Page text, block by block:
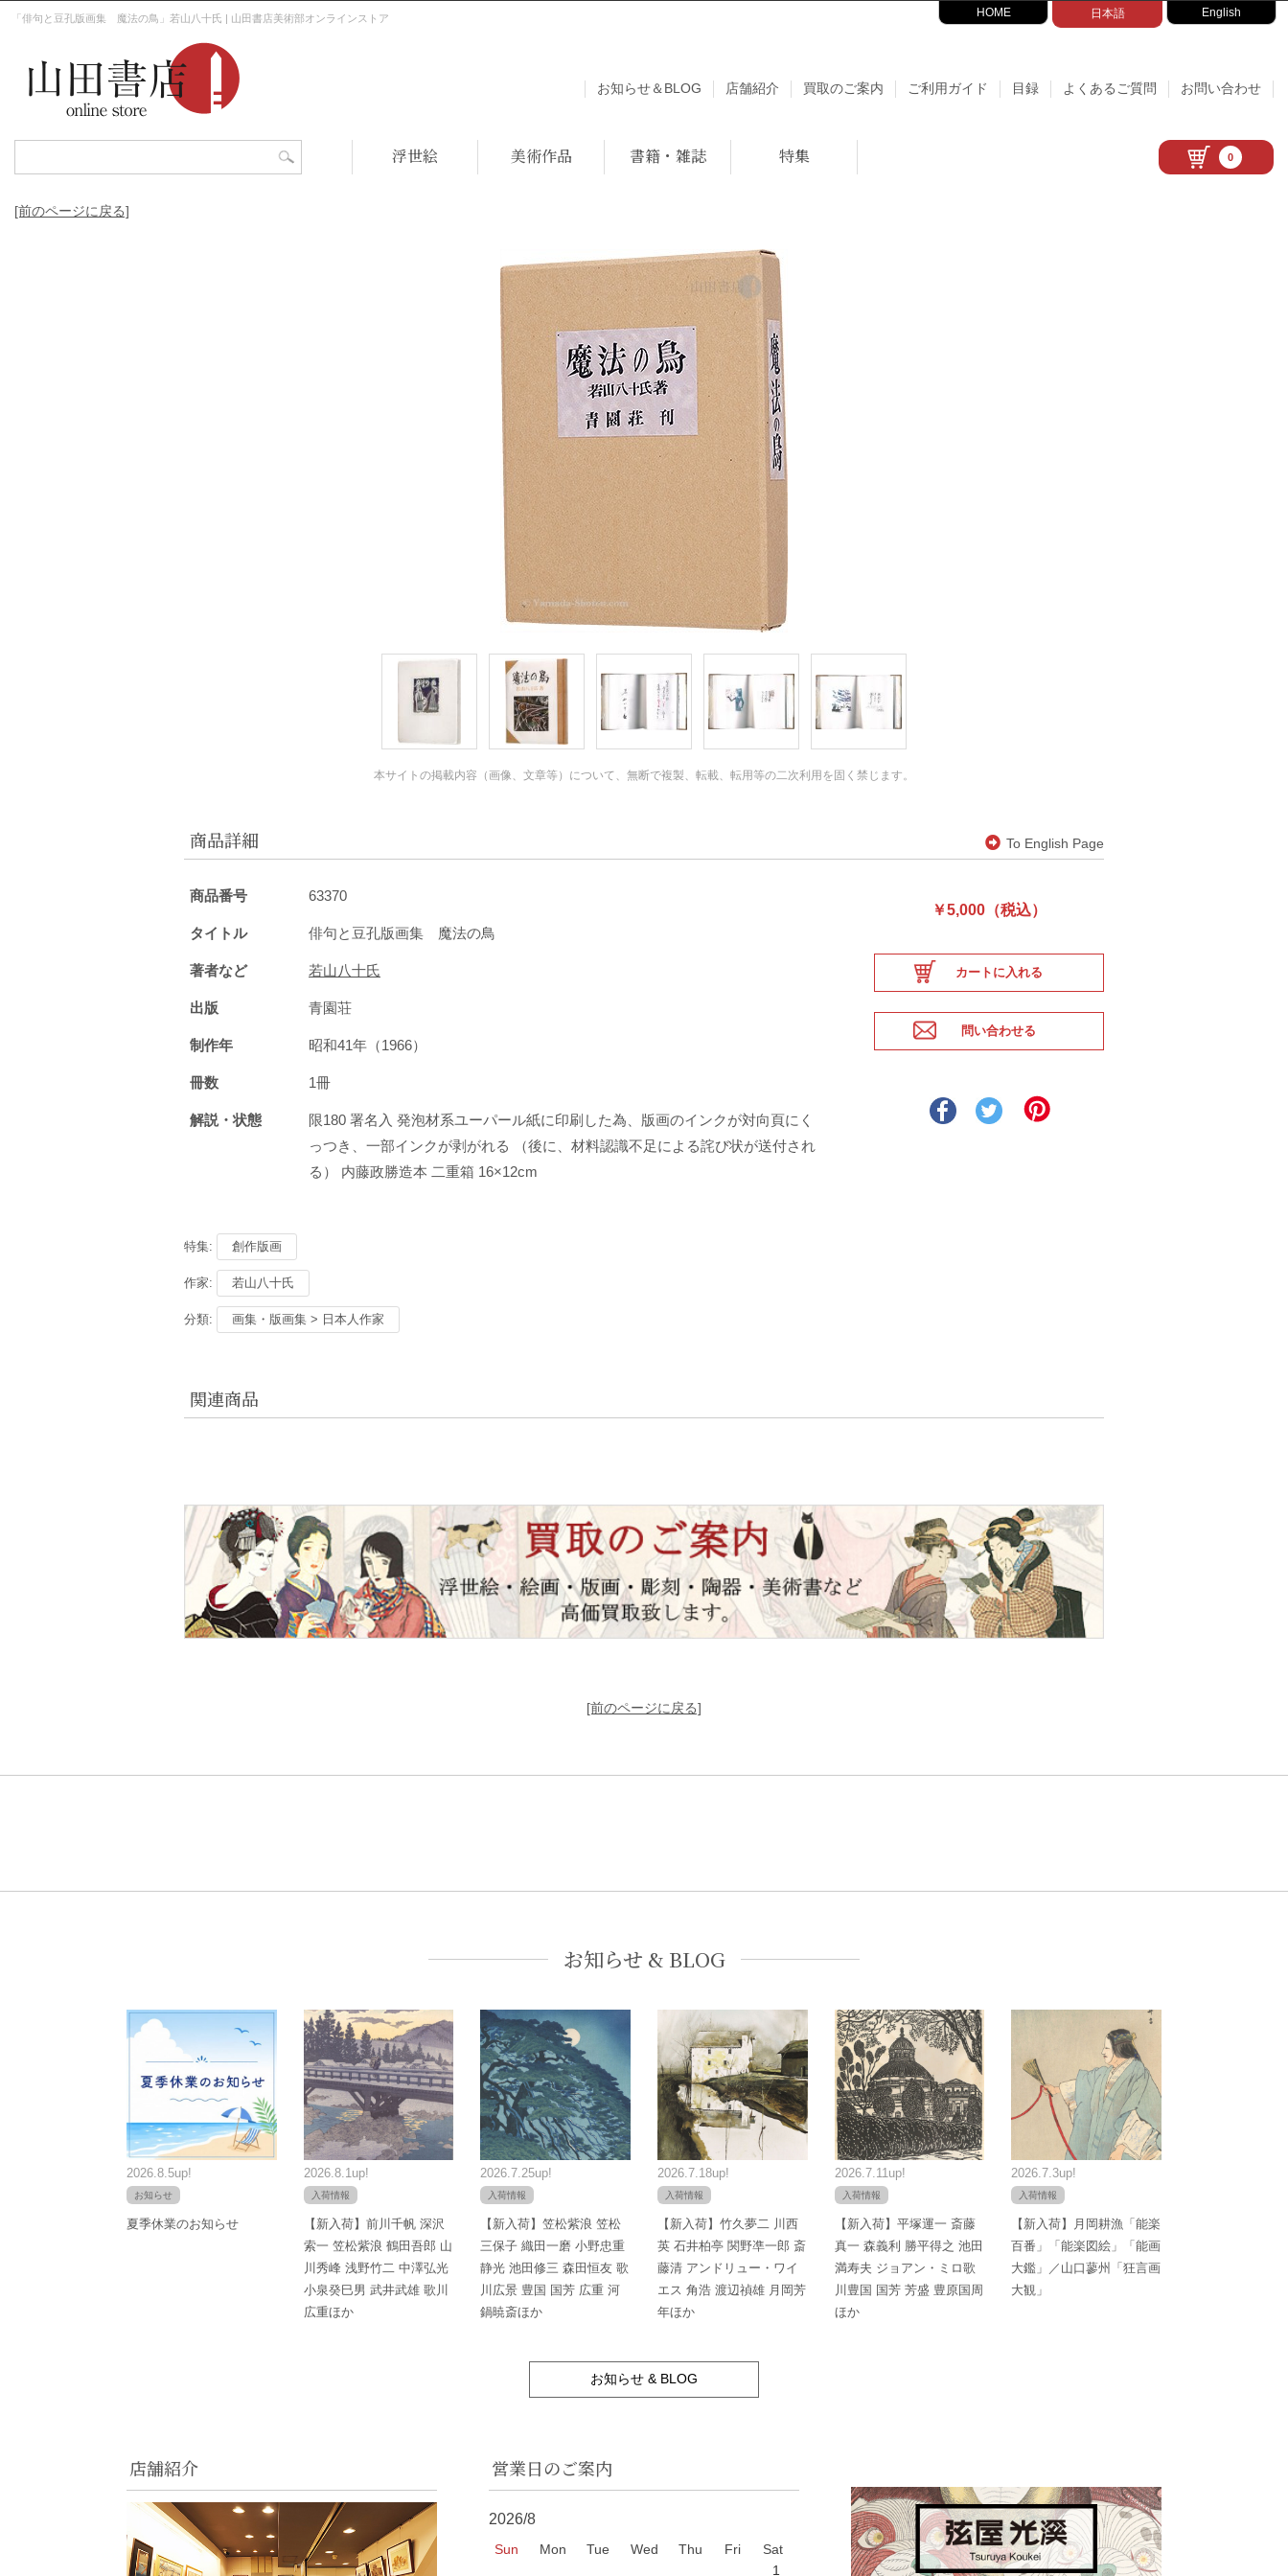
「俳句と豆孔版画集 魔法の鳥」若山八十氏 | 山田書店美術部オンラインストア HOME 日本語 English
お知らせ＆BLOG 店舗紹介 買取のご案内 ご利用ガイド 目録 よくあるご質問 お問い合わせ
浮世絵 美術作品 書籍・雑誌 特集 0
[前のページに戻る]
本サイトの掲載内容（画像、文章等）について、無断で複製、転載、転用等の二次利用を固く禁じます。
商品詳細 To English Page
商品番号 63370
タイトル 俳句と豆孔版画集 魔法の鳥
著者など 若山八十氏
出版 青園荘
制作年 昭和41年（1966）
冊数 1冊
解説・状態
限180 署名入 発泡材系ユーパール紙に印刷した為、版画のインクが対向頁にく
っつき、一部インクが剥がれる （後に、材料認識不足による詫び状が送付され
る） 内藤政勝造本 二重箱 16×12cm
￥5,000（税込）
特集: 創作版画
作家: 若山八十氏
分類: 画集・版画集 > 日本人作家
関連商品
[前のページに戻る]
お知らせ & BLOG
2026.8.5up!
お知らせ
夏季休業のお知らせ
2026.8.1up!
入荷情報
【新入荷】前川千帆 深沢
索一 笠松紫浪 鶴田吾郎 山
川秀峰 浅野竹二 中澤弘光
小泉癸巳男 武井武雄 歌川
広重ほか
2026.7.25up!
入荷情報
【新入荷】笠松紫浪 笠松
三保子 織田一磨 小野忠重
静光 池田修三 森田恒友 歌
川広景 豊国 国芳 広重 河
鍋暁斎ほか
2026.7.18up!
入荷情報
【新入荷】竹久夢二 川西
英 石井柏亭 関野凖一郎 斎
藤清 アンドリュー・ワイ
エス 角浩 渡辺禎雄 月岡芳
年ほか
2026.7.11up!
入荷情報
【新入荷】平塚運一 斎藤
真一 森義利 勝平得之 池田
満寿夫 ジョアン・ミロ歌
川豊国 国芳 芳盛 豊原国周
ほか
2026.7.3up!
入荷情報
【新入荷】月岡耕漁「能楽
百番」「能楽図絵」「能画
大鑑」／山口蓼州「狂言画
大観」
お知らせ & BLOG
店舗紹介 営業日のご案内
2026/8
Sun Mon Tue Wed Thu Fri
Sat
1